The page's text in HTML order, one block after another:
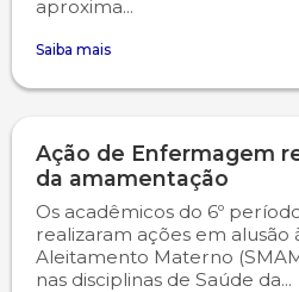
aproxima...
Saiba mais
Ação de Enfermagem
da amamentação
Os acadêmicos do 6º
realizaram ações em alusão
Aleitamento Materno
nas disciplinas de Saúde da...